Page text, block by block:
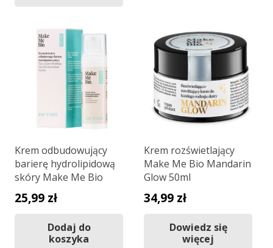
Krem odbudowujący
barierę hydrolipidową
skóry Make Me Bio
25,99 zł
Dodaj do
koszyka
Krem rozświetlający
Make Me Bio Mandarin
Glow 50ml
34,99 zł
Dowiedz się
więcej